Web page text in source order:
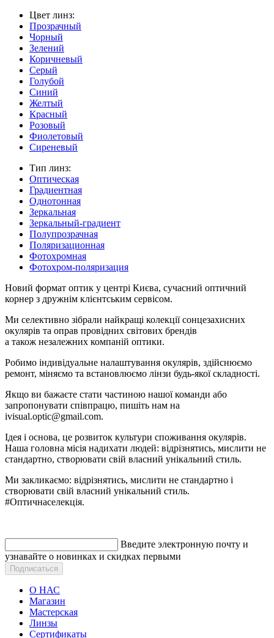
Цвет линз:
Прозрачный
Чорный
Зелений
Коричневый
Серый
Голубой
Синий
Желтый
Красный
Розовый
Фиолетовый
Сиреневый
Тип линз:
Оптическая
Градиентная
Однотонная
Зеркальная
Зеркальный-градиент
Полупрозрачная
Поляризационная
Фотохромная
Фотохром-поляризация
Новий формат оптик у центрі Києва, сучасний оптичний
корнер з дружнім клієнтським сервісом.
Ми селективно зібрали найкращі колекції сонцезахисних
окулярів та оправ провідних світових брендів
а також незалежних компаній оптики.
Робимо індивідуальне налаштування окулярів, здійснюємо
ремонт, міняємо та встановлюємо лінзи будь-якої складності.
Якщо ви бажаєте стати частиною нашої команди або
запропонувати співпрацю, пишіть нам на
ivisual.optic@gmail.com.
Ідея і основа, це розвиток культури споживання окулярів.
Наша головна місія надихати людей: відрізнятись, мислити не
стандартно, створювати свій власний унікальний стиль.
Ми закликаємо: відрізнятись, мислити не стандартно і
створювати свій власний унікальний стиль.
#Оптичнаселекція.
Введите электронную почту и
узнавайте о новинках и скидках первыми
О НАС
Магазин
Мастерская
Линзы
Сертификаты